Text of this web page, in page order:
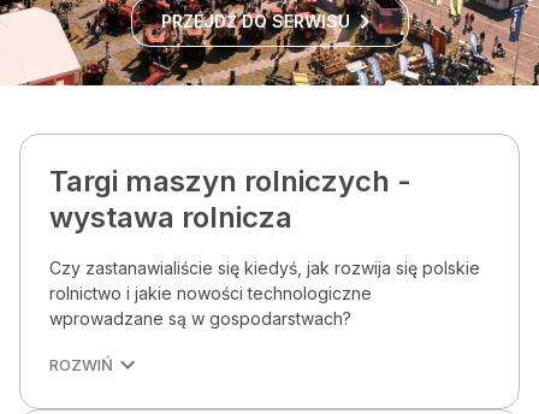
PRZEJDŹ DO SERWISU
Targi maszyn rolniczych -
wystawa rolnicza
Czy zastanawialiście się kiedyś, jak rozwija się polskie
rolnictwo i jakie nowości technologiczne
wprowadzane są w gospodarstwach?
ROZWIŃ